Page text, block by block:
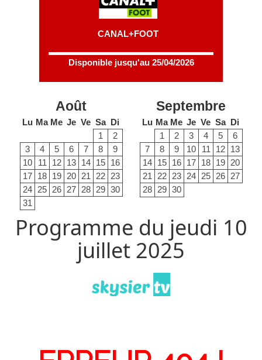
CANAL+FOOT
Disponible jusqu'au 25/04/2026
Août
Lu Ma Me Je Ve Sa Di
1
2
3
4 5 6 7 8
9
10
11 12 13 14 15 16
17 18 19 20 21 22 23
24 25 26 27 28 29 30
31
Septembre
Lu Ma Me Je Ve Sa Di
1
2 3 4 5
6
7
8 9 10 11 12 13
14 15 16 17 18 19 20
21
22 23 24 25 26 27
28 29 30
Programme du jeudi 10
juillet 2025